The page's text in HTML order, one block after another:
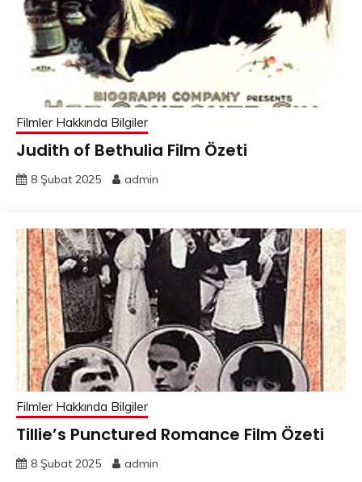
Filmler Hakkında Bilgiler
Judith of Bethulia Film Özeti
8 Şubat 2025 admin
Filmler Hakkında Bilgiler
Tillie’s Punctured Romance Film Özeti
8 Şubat 2025 admin